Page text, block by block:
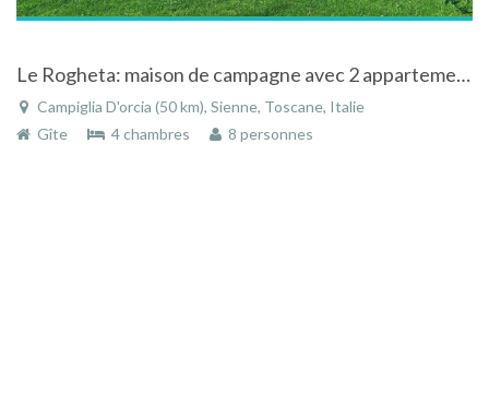
Le Rogheta: maison de campagne avec 2 appartements dans le coeur du Val d'Orcia
Campiglia D'orcia (50 km), Sienne, Toscane, Italie
Gîte
4 chambres 8 personnes